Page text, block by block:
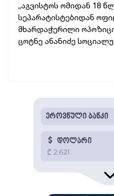
„აგვისტოს ომიდან 18
სეპარატისტებიდან
მხარდაჭერილი
ცოტნე ანანიძე